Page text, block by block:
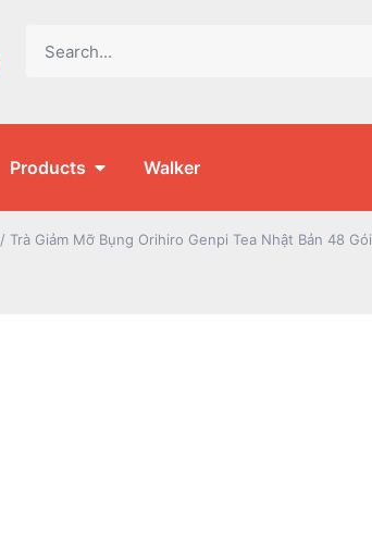
Products Walker
/ Trà Giảm Mỡ Bụng Orihiro Genpi Tea Nhật Bản 48 Gói